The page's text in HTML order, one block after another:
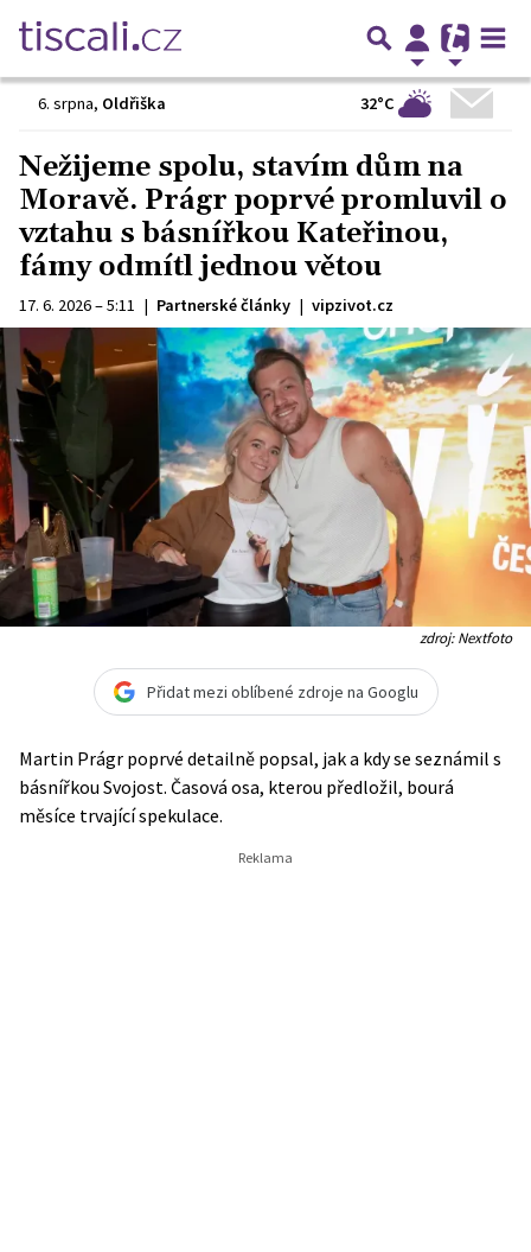
6. srpna, Oldřiška 32°C
Nežijeme spolu, stavím dům na
Moravě. Prágr poprvé promluvil o
vztahu s básnířkou Kateřinou,
fámy odmítl jednou větou
17. 6. 2026 – 5:11 | Partnerské články | vipzivot.cz
zdroj: Nextfoto
Přidat mezi oblíbené zdroje na Googlu
Martin Prágr poprvé detailně popsal, jak a kdy se seznámil s
básnířkou Svojost. Časová osa, kterou předložil, bourá
měsíce trvající spekulace.